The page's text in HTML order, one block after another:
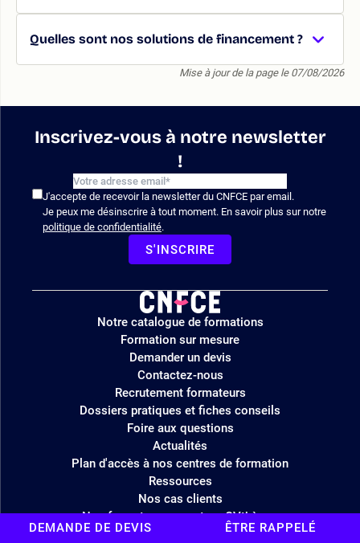
Quelles sont nos solutions de financement ?
Mise à jour de la page le 07/08/2026
Inscrivez-vous à notre newsletter
!
J'accepte de recevoir la newsletter du CNFCE par email.
Je peux me désinscrire à tout moment. En savoir plus sur notre
politique de confidentialité.
S'INSCRIRE
Logo
site
Notre catalogue de formations
Formation sur mesure
Demander un devis
Contactez-nous
Recrutement formateurs
Dossiers pratiques et fiches conseils
Foire aux questions
Actualités
Plan d'accès à nos centres de formation
Ressources
Nos cas clients
Nos formateurs experts – CVthèque
Nos engagements RSE
DEMANDE DE DEVIS ÊTRE RAPPELÉ